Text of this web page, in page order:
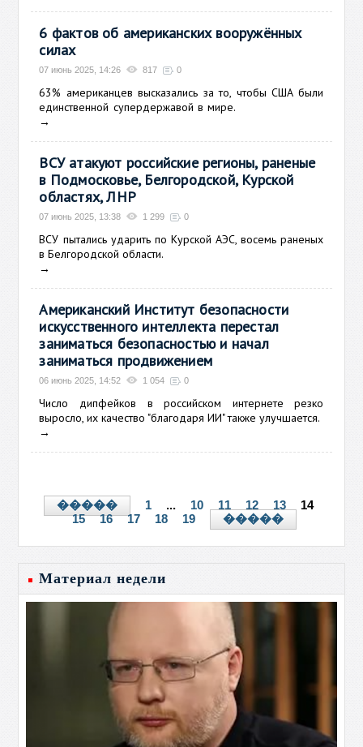
6 фактов об американских вооружённых
силах
07 июнь 2025, 14:26 817 0
63% американцев высказались за то, чтобы США были
единственной супердержавой в мире.
→
ВСУ атакуют российские регионы, раненые
в Подмосковье, Белгородской, Курской
областях, ЛНР
07 июнь 2025, 13:38 1 299 0
ВСУ пытались ударить по Курской АЭС, восемь раненых
в Белгородской области.
→
Американский Институт безопасности
искусственного интеллекта перестал
заниматься безопасностью и начал
заниматься продвижением
06 июнь 2025, 14:52 1 054 0
Число дипфейков в российском интернете резко
выросло, их качество "благодаря ИИ" также улучшается.
→
����� 1 ... 10 11 12 13
14
15
16 17 18 19 �����
Материал недели